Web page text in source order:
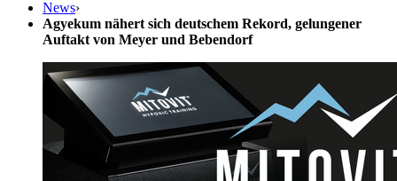
News›
Agyekum nähert sich deutschem Rekord, gelungener
Auftakt von Meyer und Bebendorf